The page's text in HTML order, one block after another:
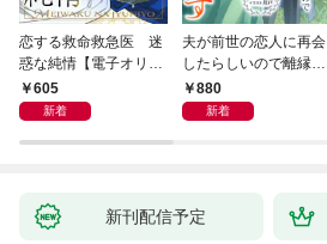
恋する救命救急医 迷
惑な純情【電子オリジ
ナル】
605
新着
夫が前世の恋人に再会
したらしいので離縁し
ます880
新着
新刊配信予定